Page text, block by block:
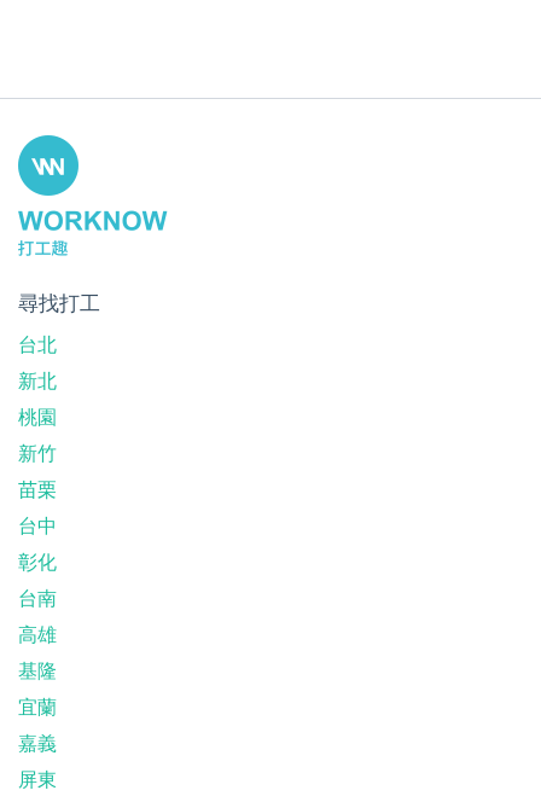
尋找打工
台北
新北
桃園
新竹
苗栗
台中
彰化
台南
高雄
基隆
宜蘭
嘉義
屏東